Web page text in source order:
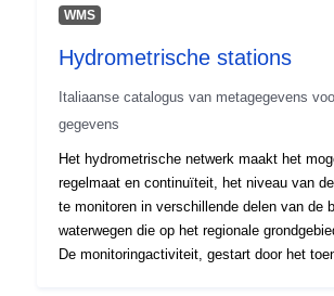
door de regionale overheid, zowel om
om de wateruitstroom voortdurend te
hydrometers in het netwerk en verdere
nieuwe meetstations wordt ook verwacht op
termijn. Het netwerk wordt bijna volledig
regionale civiele bescherming.
WMS
Hydrometrische stations
Italiaanse catalogus van metagegevens
gegevens
Het hydrometrische netwerk maakt het
regelmaat en continuïteit, het niveau van
te monitoren in verschillende delen van de
waterwegen die op het regionale
De monitoringactiviteit, gestart door het